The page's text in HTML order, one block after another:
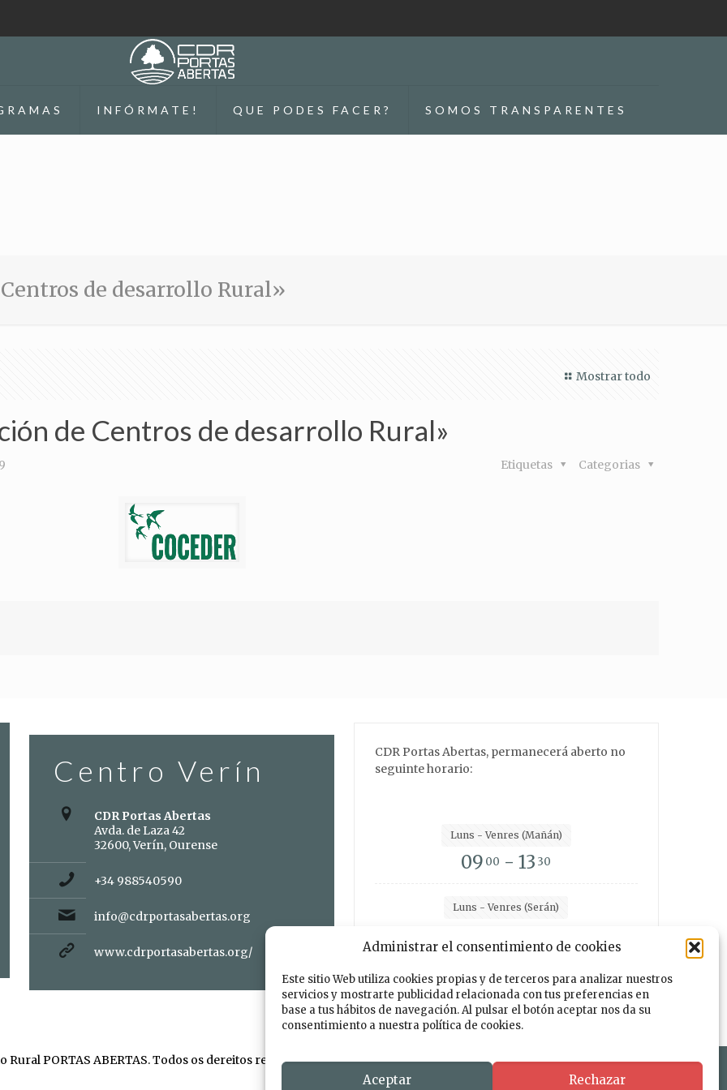
Administrar el consentimiento de cookies
Este sitio Web utiliza cookies propias y de terceros para analizar nuestros
servicios y mostrarte publicidad relacionada con tus preferencias en
base a tus hábitos de navegación. Al pulsar el botón aceptar nos da su
consentimiento a nuestra política de cookies.
Aceptar Rechazar
INFÓRMATE! QUE PODES FACER? SOMOS TRANSPARENTES
de desarrollo Rural»
Mostrar todo
de Centros de desarrollo Rural»
Categorias
Etiquetas
Centro Verín
CDR Portas Abertas
Avda. de Laza 42
32600, Verín, Ourense
+34 988540590
info@cdrportasabertas.org
www.cdrportasabertas.org/
CDR Portas Abertas, permanecerá aberto no
seguinte horario:
Luns - Venres (Mañán)
09 00 - 13 30
Luns - Venres (Serán)
- 19
Facebook Instagram Twitter TikTok
PORTAS ABERTAS. Todos os dereitos reservados. Deseño e Desenvolmemento